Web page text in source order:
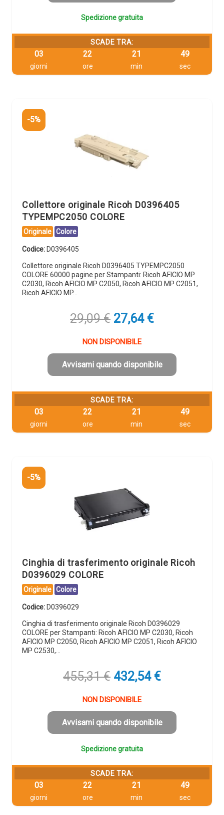
Spedizione gratuita
SCADE TRA:
03
giorni
22
ore
21
min
48
sec
-5%
Collettore originale Ricoh D0396405
TYPEMPC2050 COLORE
Originale Colore
Codice: D0396405
Collettore originale Ricoh D0396405 TYPEMPC2050
COLORE 60000 pagine per Stampanti: Ricoh AFICIO MP
C2030, Ricoh AFICIO MP C2050, Ricoh AFICIO MP C2051,
Ricoh AFICIO MP…
29,09€ Il
originale
era:
29,09 €.
27,64 €Il
è:
27,64 €.
NON DISPONIBILE
Avvisami quando disponibile
SCADE TRA:
03
giorni
22
ore
21
min
48
sec
-5%
Cinghia di trasferimento originale Ricoh
D0396029 COLORE
Originale Colore
Codice: D0396029
Cinghia di trasferimento originale Ricoh D0396029
COLORE per Stampanti: Ricoh AFICIO MP C2030, Ricoh
AFICIO MP C2050, Ricoh AFICIO MP C2051, Ricoh AFICIO
MP C2530,…
455,31€ Il
originale
era:
455,31 €.
432,54 €Il
è:
432,54 €.
NON DISPONIBILE
Avvisami quando disponibile
Spedizione gratuita
SCADE TRA:
03
giorni
22
ore
21
min
48
sec